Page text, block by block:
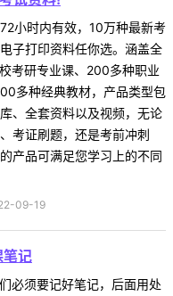
小时内有效，10万种最新考
子打印资料任你选。涵盖全
考研专业课、200多种职业
多种经典教材，产品类型包
、全套资料以及视频，无论
考证刷题，还是考前冲刺
产品可满足您学习上的不同
09-19
记
须要记好笔记，后面用处